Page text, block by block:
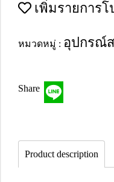
เพิ่มรายการโ
หมวดหมู่ : อุปกรณ์
Share
Product description